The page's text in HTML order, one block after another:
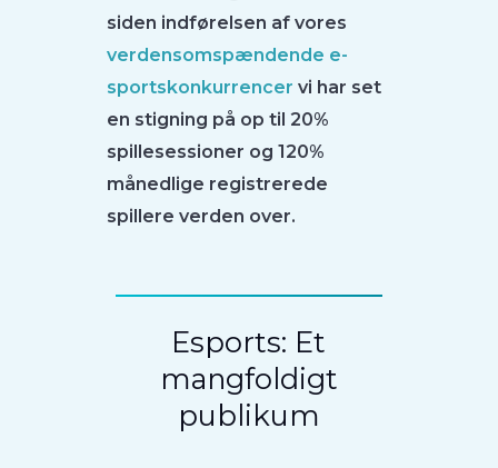
siden indførelsen af vores
verdensomspændende e-
sportskonkurrencer vi har set
en stigning på op til 20%
spillesessioner og 120%
månedlige registrerede
spillere verden over.
Esports: Et
mangfoldigt
publikum